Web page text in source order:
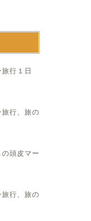
いようにやってくれ。
行１日
行、旅の
頭皮マー
行、旅の